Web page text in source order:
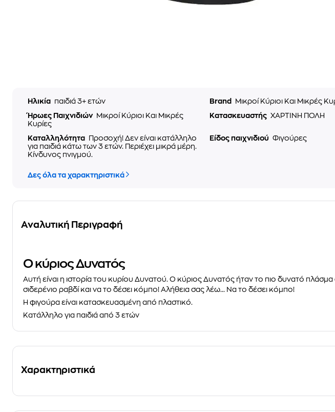
Ηλικία παιδιά 3+ ετών Brand
Μικροί Κύριοι Και Μικρές
Ήρωες Παιχνιδιών Μικροί Κύριοι Και Μικρές
Κυρίες
Κατασκευαστής ΧΑΡΤΙΝΗ ΠΟΛΗ
Καταλληλότητα
Προσοχή! Δεν είναι κατάλληλο
για παιδιά κάτω των 3 ετών. Περιέχει μικρά μέρη.
Κίνδυνος πνιγμού.
Είδος παιχνιδιού Φιγούρες
Δες όλα τα χαρακτηριστικά
Αναλυτική Περιγραφή
Ο κύριος Δυνατός
Αυτή είναι η ιστορία του κυρίου Δυνατού. Ο κύριος Δυνατός ήταν το πιο δυνατό
σιδερένιο ραβδί και να το δέσει κόμπο! Αλήθεια σας λέω... Να το δέσει κόμπο!
Η φιγούρα είναι κατασκευασμένη από πλαστικό.
Κατάλληλο για παιδιά από 3 ετών
Χαρακτηριστικά